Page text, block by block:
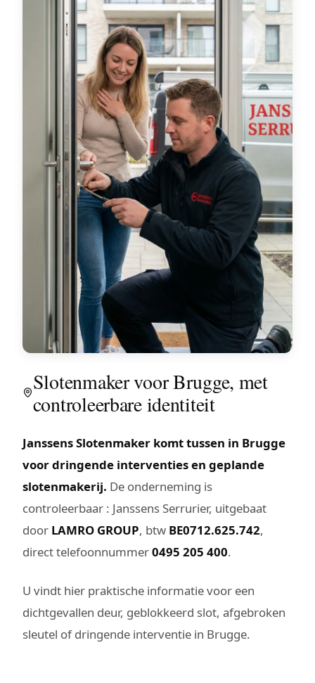
Slotenmaker voor Brugge, met
controleerbare identiteit
Janssens Slotenmaker komt tussen in Brugge
voor dringende interventies en geplande
slotenmakerij. De onderneming is
controleerbaar : Janssens Serrurier, uitgebaat
door LAMRO GROUP, btw BE0712.625.742,
direct telefoonnummer0495 205 400.
U vindt hier praktische informatie voor een
dichtgevallen deur, geblokkeerd slot, afgebroken
sleutel of dringende interventie in Brugge.